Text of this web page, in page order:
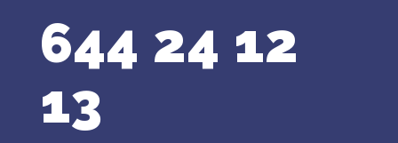
644 24 12
13